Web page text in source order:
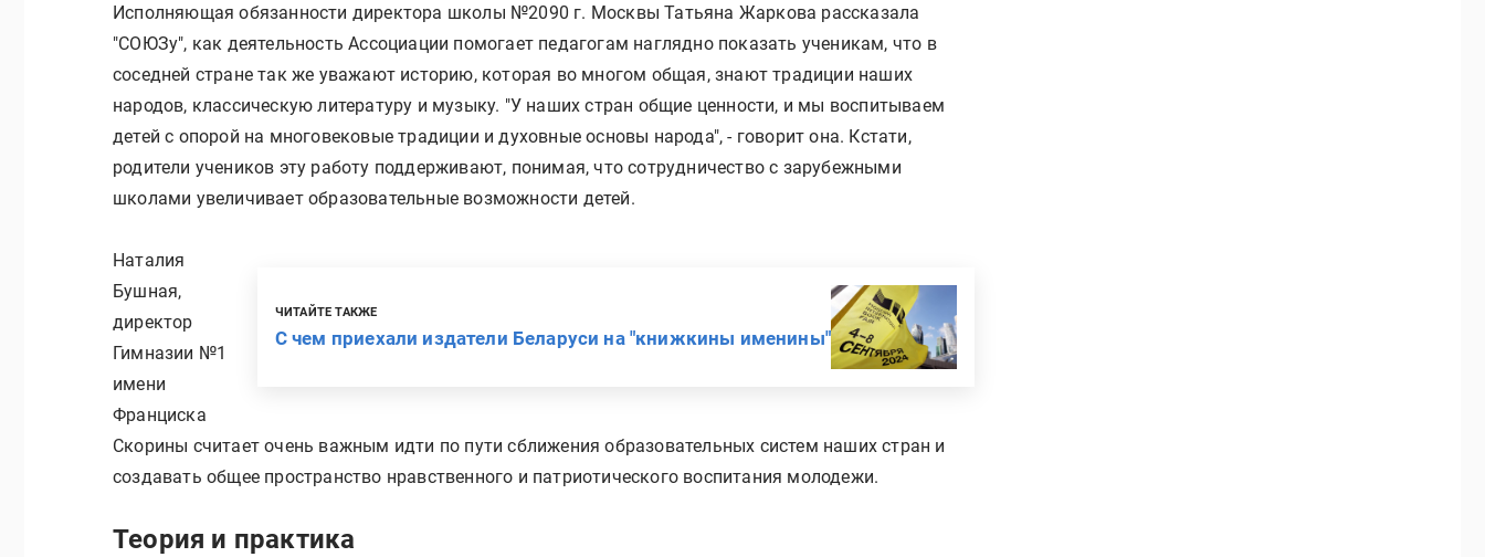
Исполняющая обязанности директора школы №2090 г. Москвы Татьяна Жаркова рассказала
"СОЮЗу", как деятельность Ассоциации помогает педагогам наглядно показать ученикам, что в
соседней стране так же уважают историю, которая во многом общая, знают традиции наших
народов, классическую литературу и музыку. "У наших стран общие ценности, и мы воспитываем
детей с опорой на многовековые традиции и духовные основы народа", - говорит она. Кстати,
родители учеников эту работу поддерживают, понимая, что сотрудничество с зарубежными
школами увеличивает образовательные возможности детей.
ЧИТАЙТЕ ТАКЖЕ
С чем приехали издатели Беларуси на "книжкины именины"
Наталия
Бушная,
директор
Гимназии №1
имени
Франциска
Скорины считает очень важным идти по пути сближения образовательных систем наших стран и
создавать общее пространство нравственного и патриотического воспитания молодежи.
Теория и практика